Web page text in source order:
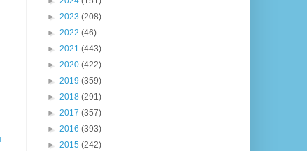
► 2023 (208)
► 2022 (46)
► 2021 (443)
► 2020 (422)
► 2019 (359)
► 2018 (291)
► 2017 (357)
► 2016 (393)
► 2015 (242)